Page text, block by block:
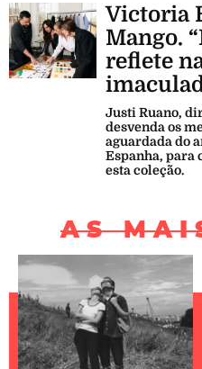
Victoria
Mango.
reflete
Justi Ruano,
desvenda os
aguardada do
Espanha, para
esta coleção.
AS